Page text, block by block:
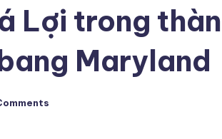
Lợi trong
Maryland